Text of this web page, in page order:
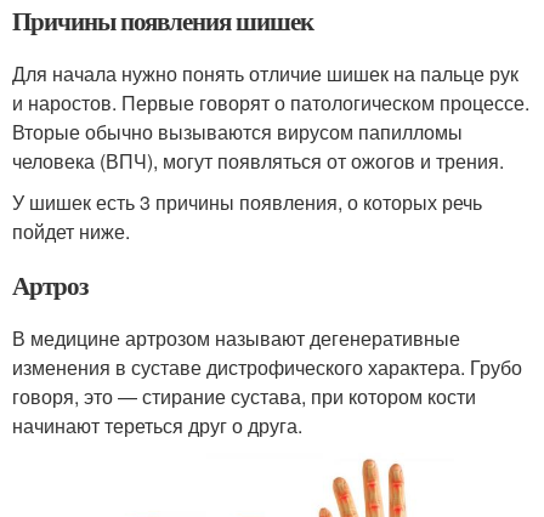
Причины появления шишек
Для начала нужно понять отличие шишек на пальце рук
и наростов. Первые говорят о патологическом процессе.
Вторые обычно вызываются вирусом папилломы
человека (ВПЧ), могут появляться от ожогов и трения.
У шишек есть 3 причины появления, о которых речь
пойдет ниже.
Артроз
В медицине артрозом называют дегенеративные
изменения в суставе дистрофического характера. Грубо
говоря, это — стирание сустава, при котором кости
начинают тереться друг о друга.